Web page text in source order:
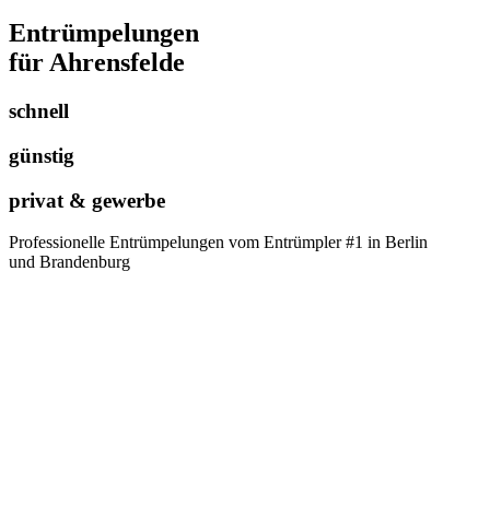
Entrümpelungen
für Ahrensfelde
schnell
günstig
privat & gewerbe
Professionelle Entrümpelungen vom Entrümpler #1 in Berlin
und Brandenburg